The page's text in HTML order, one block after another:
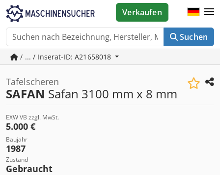
Suchen
Verkaufen
/ ... / Inserat-ID: A21658018
Tafelscheren
SAFAN Safan 3100 mm x 8 mm
EXW VB zzgl. MwSt.
5.000 €
Baujahr
1987
Zustand
Gebraucht